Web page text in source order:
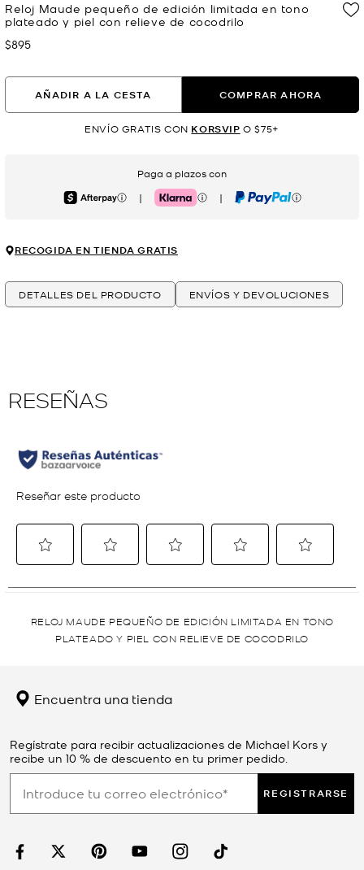
Reloj Maude pequeño de edición limitada en tono
plateado y piel con relieve de cocodrilo
Ahora
$895
AÑADIR A LA CESTA COMPRAR AHORA
ENVÍO GRATIS CON KORSVIP O $75+
Paga a plazos con
Afterpay | Klarna | PayPal
RECOGIDA EN TIENDA GRATIS
DETALLES DEL PRODUCTO ENVÍOS Y DEVOLUCIONES
RELOJ MAUDE PEQUEÑO DE EDICIÓN LIMITADA EN TONO
PLATEADO Y PIEL CON RELIEVE DE COCODRILO
Encuentra una tienda
Regístrate para recibir actualizaciones de Michael Kors y
recibe un 10 % de descuento en tu primer pedido.
REGISTRARSE